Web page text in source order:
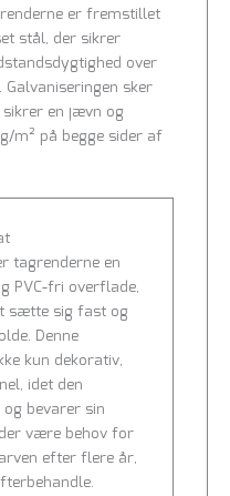
er fremstillet
stål, der sikrer
over
sker
en jævn og
m² på begge sider af
tagrenderne en
PVC-fri overflade,
sætte sig fast og
Denne
kun dekorativ,
idet den
bevarer sin
være behov for
efter flere år,